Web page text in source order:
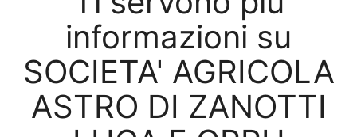
informazioni su
SOCIETA' AGRICOLA
ASTRO DI ZANOTTI